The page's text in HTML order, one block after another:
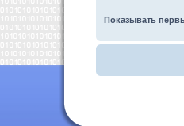
Показывать